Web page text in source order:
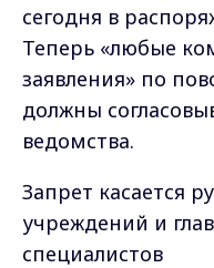
сегодня в
Теперь «любые
заявления» по
должны
ведомства.
Запрет касается
учреждений и
специалистов